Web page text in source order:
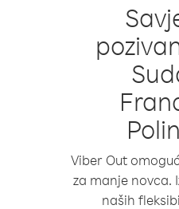
Viber Out
za manje novca.
naših